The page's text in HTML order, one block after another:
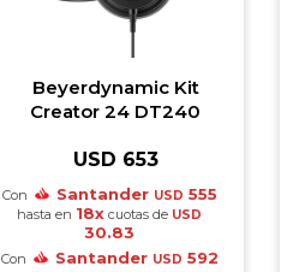
Beyerdynamic Kit
Creator 24 DT240
USD 653
Con Santander USD 555
hasta en 18x cuotas de USD
30.83
Con Santander USD 592